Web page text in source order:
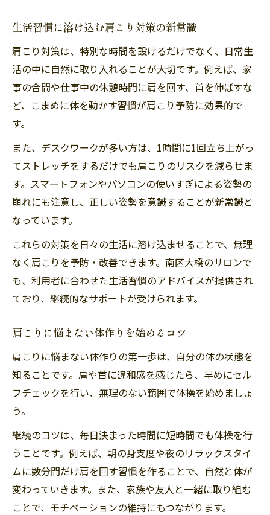
生活習慣に溶け込む肩こり対策の新常識
肩こり対策は、特別な時間を設けるだけでなく、日常生
活の中に自然に取り入れることが大切です。例えば、家
事の合間や仕事中の休憩時間に肩を回す、首を伸ばすな
ど、こまめに体を動かす習慣が肩こり予防に効果的で
す。
また、デスクワークが多い方は、1時間に1回立ち上がっ
てストレッチをするだけでも肩こりのリスクを減らせま
す。スマートフォンやパソコンの使いすぎによる姿勢の
崩れにも注意し、正しい姿勢を意識することが新常識と
なっています。
これらの対策を日々の生活に溶け込ませることで、無理
なく肩こりを予防・改善できます。南区大橋のサロンで
も、利用者に合わせた生活習慣のアドバイスが提供され
ており、継続的なサポートが受けられます。
肩こりに悩まない体作りを始めるコツ
肩こりに悩まない体作りの第一歩は、自分の体の状態を
知ることです。肩や首に違和感を感じたら、早めにセル
フチェックを行い、無理のない範囲で体操を始めましょ
う。
継続のコツは、毎日決まった時間に短時間でも体操を行
うことです。例えば、朝の身支度や夜のリラックスタイ
ムに数分間だけ肩を回す習慣を作ることで、自然と体が
変わっていきます。また、家族や友人と一緒に取り組む
ことで、モチベーションの維持にもつながります。